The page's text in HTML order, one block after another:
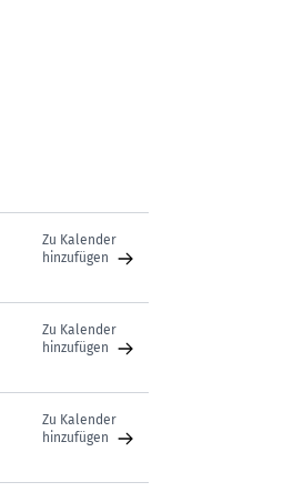
Zu Kalender
hinzufügen
Zu Kalender
hinzufügen
Zu Kalender
hinzufügen